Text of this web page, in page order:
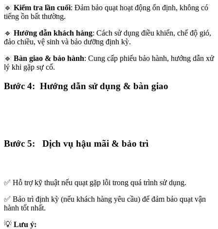
🔹 Kiểm tra lần cuối: Đảm bảo quạt hoạt động ổn định, không có
tiếng ồn bất thường.
🔹 Hướng dẫn khách hàng: Cách sử dụng điều khiển, chế độ gió,
đảo chiều, vệ sinh và bảo dưỡng định kỳ.
🔹 Bàn giao & bảo hành: Cung cấp phiếu bảo hành, hướng dẫn xử
lý khi gặp sự cố.
Bước 4: Hướng dẫn sử dụng & bàn giao
Bước 5: Dịch vụ hậu mãi & bảo trì
✅ Hỗ trợ kỹ thuật nếu quạt gặp lỗi trong quá trình sử dụng.
✅ Bảo trì định kỳ (nếu khách hàng yêu cầu) để đảm bảo quạt vận
hành tốt nhất.
💡 Lưu ý: